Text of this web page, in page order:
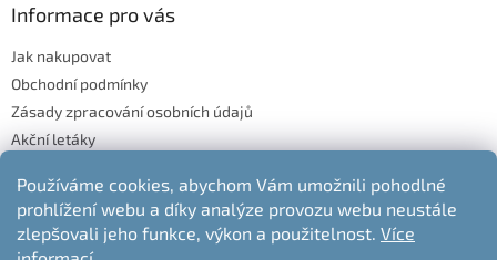
Používáme cookies, abychom Vám umožnili pohodlné
prohlížení webu a díky analýze provozu webu neustále
zlepšovali jeho funkce, výkon a použitelnost. Více
Informace pro vás
Jak nakupovat
Obchodní podmínky
Zásady zpracování osobních údajů
Akční letáky
Moje objednávka
Odstoupení od kupní smlouvy